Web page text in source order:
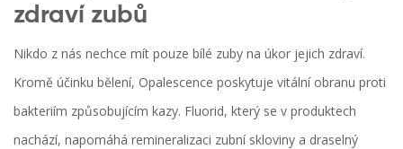
zdraví zubů
Nikdo z nás nechce mít pouze bílé zuby na úkor jejich zdraví.
Kromě účinku bělení, Opalescence poskytuje vitální obranu proti
bakteriím způsobujícím kazy. Fluorid, který se v produktech
nachází, napomáhá remineralizaci zubní skloviny a draselný